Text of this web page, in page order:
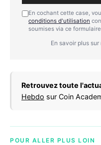
En cochant cette case,
conditions d'utilisation
soumises via ce
En savoir plus
Retrouvez toute
Hebdo sur Coin
POUR ALLER PLUS LOIN